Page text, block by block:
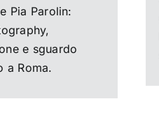
Pia Parolin:
e sguardo
a Roma.